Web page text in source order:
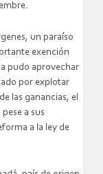
un paraíso
exención
pudo aprovechar
por explotar
las ganancias, el
a sus
a la ley de